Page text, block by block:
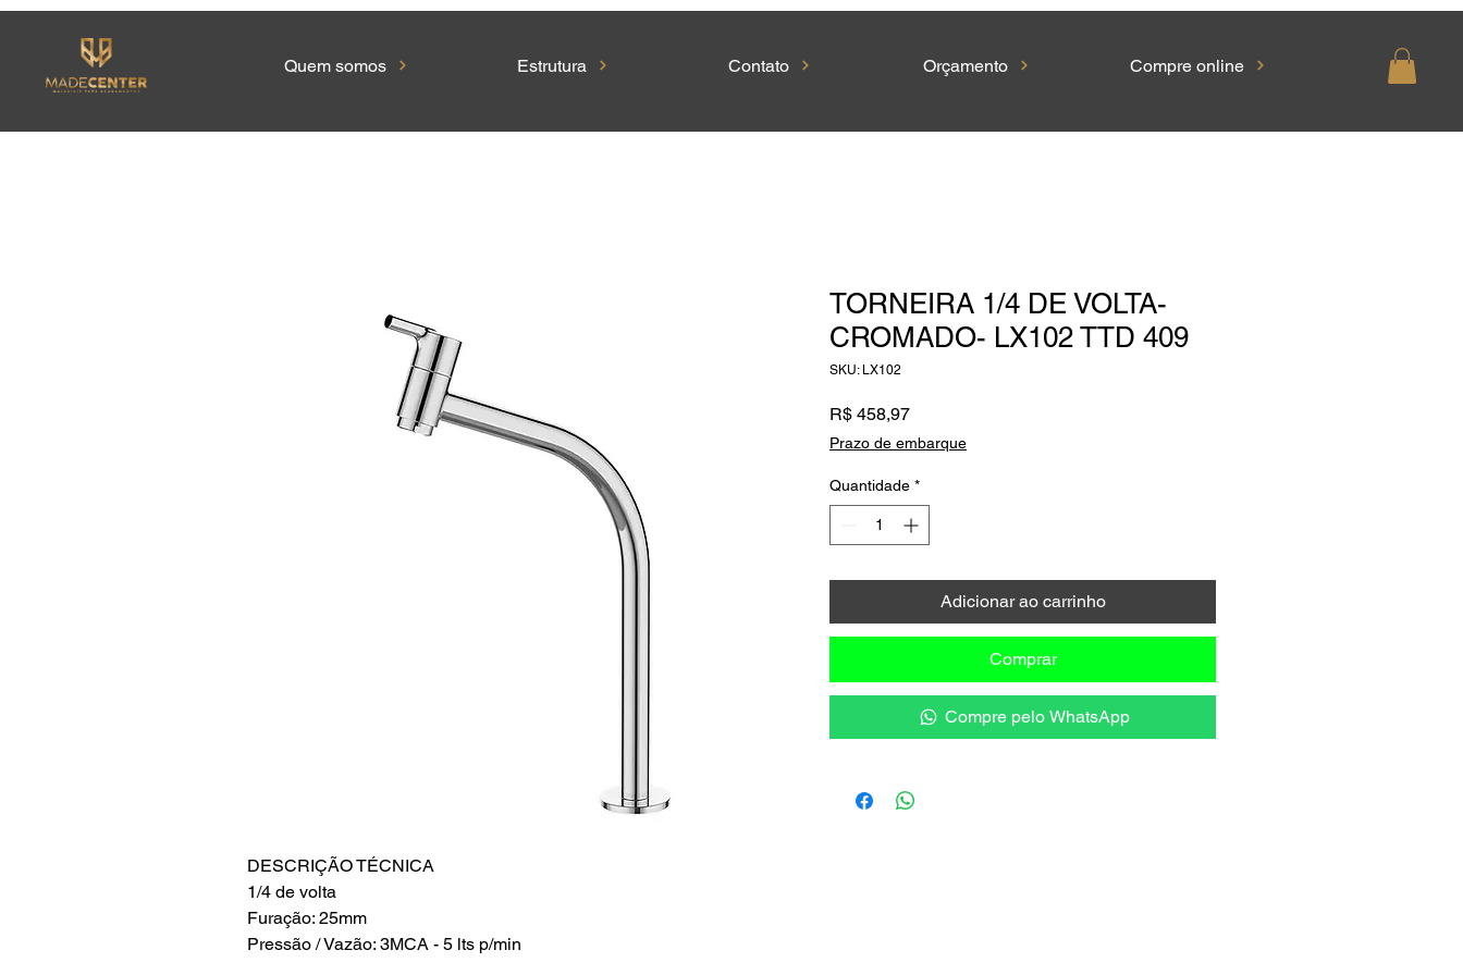
Quem somos Estrutura Contato Orçamento Compre online
DESCRIÇÃO TÉCNICA
1/4 de volta
Furação: 25mm
Pressão / Vazão: 3MCA - 5 lts p/min
TORNEIRA 1/4 DE VOLTA-
CROMADO- LX102 TTD 409
SKU: LX102
R$ 458,97Preço
Prazo de embarque
Quantidade *
Adicionar ao carrinho
Comprar
Compre pelo WhatsApp